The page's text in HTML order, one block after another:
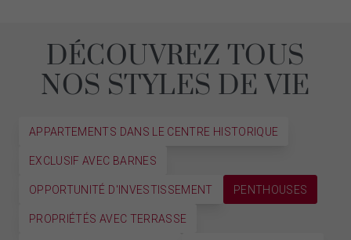
DÉCOUVREZ TOUS
NOS STYLES DE VIE
APPARTEMENTS DANS LE CENTRE HISTORIQUE
EXCLUSIF AVEC BARNES
OPPORTUNITÉ D'INVESTISSEMENT PENTHOUSES
PROPRIÉTÉS AVEC TERRASSE